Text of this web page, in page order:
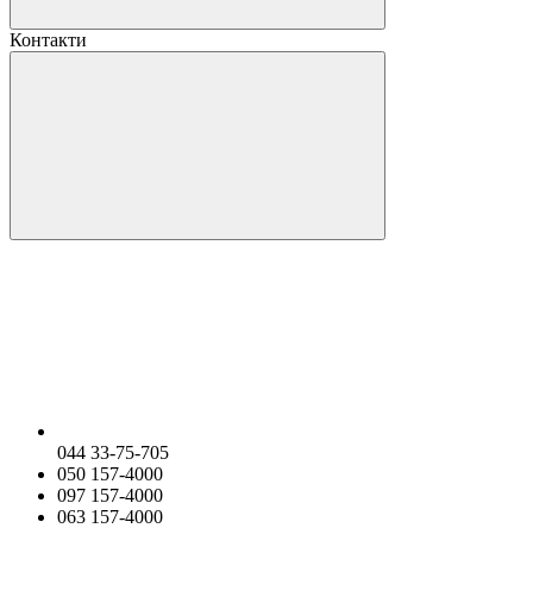
Контакти
044 33-75-705
050 157-4000
097 157-4000
063 157-4000